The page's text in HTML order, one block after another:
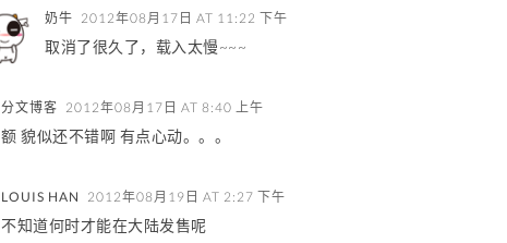
奶牛 2012年08月17日 AT 11:22 下午
取消了很久了，载入太慢~~~
分文博客 2012年08月17日 AT 8:40 上午
额 貌似还不错啊 有点心动。。。
LOUIS HAN 2012年08月19日 AT 2:27 下午
不知道何时才能在大陆发售呢